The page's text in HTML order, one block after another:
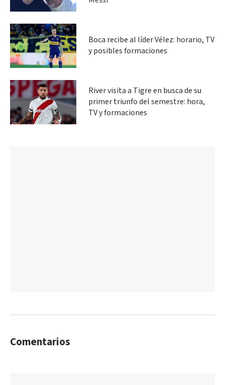
Boca recibe al líder Vélez: horario, TV
y posibles formaciones
River visita a Tigre en busca de su
primer triunfo del semestre: hora,
TV y formaciones
Comentarios